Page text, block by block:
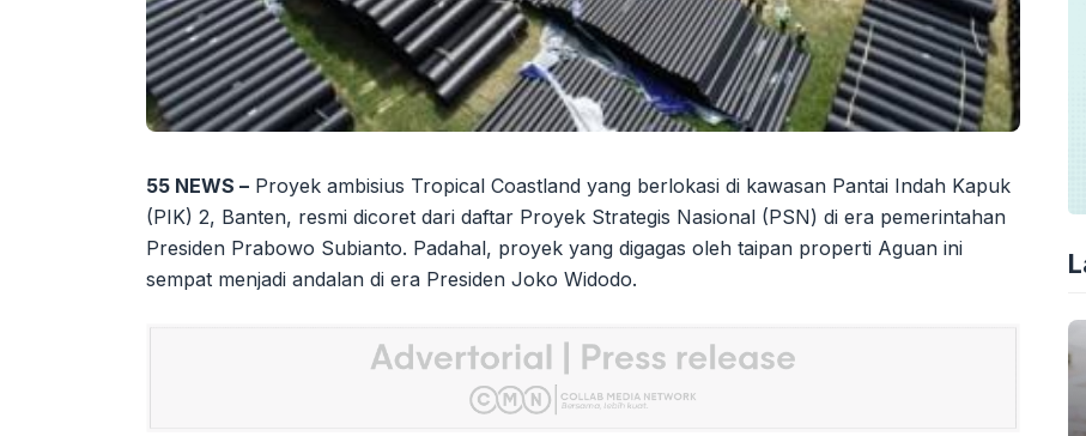
55 NEWS – Proyek ambisius Tropical Coastland yang berlokasi di kawasan Pantai Indah Kapuk
(PIK) 2, Banten, resmi dicoret dari daftar Proyek Strategis Nasional (PSN) di era pemerintahan
Presiden Prabowo Subianto. Padahal, proyek yang digagas oleh taipan properti Aguan ini
sempat menjadi andalan di era Presiden Joko Widodo.